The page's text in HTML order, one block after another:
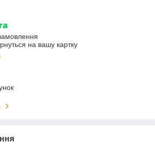
на вашу картку